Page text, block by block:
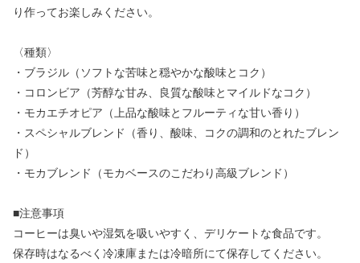
り作ってお楽しみください。
〈種類〉
・ブラジル（ソフトな苦味と穏やかな酸味とコク）
・コロンビア（芳醇な甘み、良質な酸味とマイルドなコク）
・モカエチオピア（上品な酸味とフルーティな甘い香り）
・スペシャルブレンド（香り、酸味、コクの調和のとれたブレン
ド）
・モカブレンド（モカベースのこだわり高級ブレンド）
■注意事項
コーヒーは臭いや湿気を吸いやすく、デリケートな食品です。
保存時はなるべく冷凍庫または冷暗所にて保存してください。